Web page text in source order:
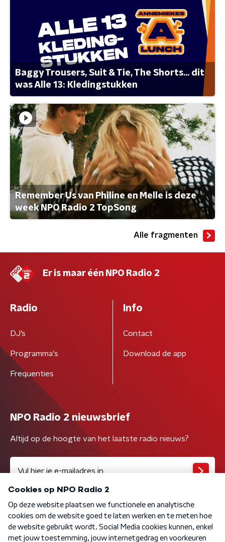
Baggy Trousers, Suit & Tie, The Shorts... dit
was Alle 13: Kledingstukken
Remember Us van Philine en Melle is deze
week NPO Radio 2 TopSong
Alle fragmenten
Er is maar één NPO Radio 2
Radio
DJ’s
Programma's
Frequenties
Info
Contact
Download de app
NPO Radio 2 nieuwsbrief
Altijd op de hoogte van het laatste radio nieuws?
Algemene voorwaarden